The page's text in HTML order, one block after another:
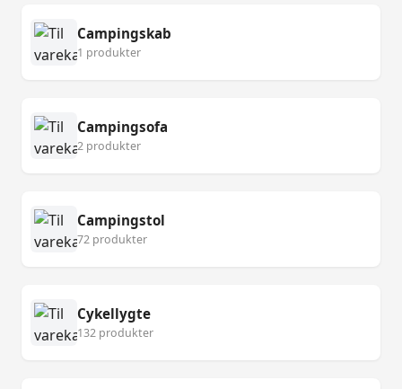
Campingskab
1 produkter
Campingsofa
2 produkter
Campingstol
72 produkter
Cykellygte
132 produkter